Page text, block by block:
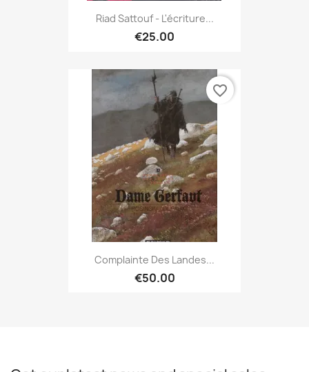
Riad Sattouf - L'écriture...
€25.00
Complainte Des Landes...
€50.00
favorite_border